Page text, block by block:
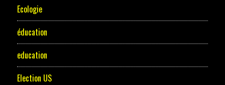
Ecologie
éducation
education
Election US